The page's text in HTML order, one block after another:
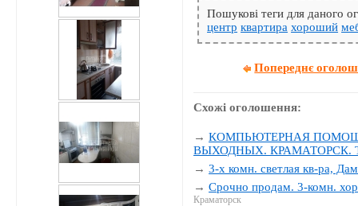
Пошукові теги для даного
центр квартира хороший
Попереднє
Схожі оголошення:
→КОМПЬЮТЕРНАЯ
ВЫХОДНЫХ. КРАМАТОРСК.
→3-х комн. светлая кв-ра,
→Срочно продам. 3-комн.
Краматорск